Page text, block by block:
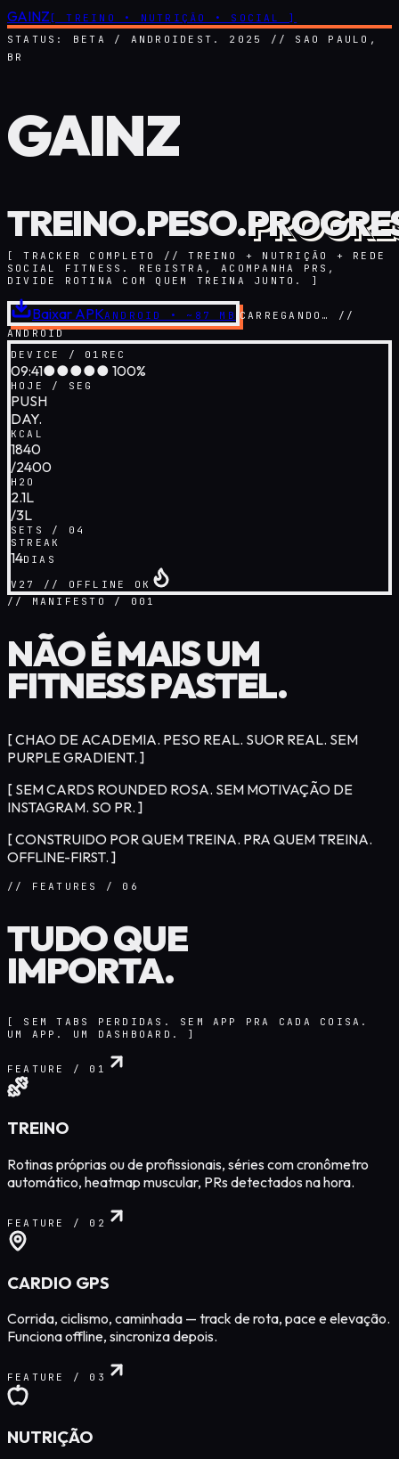
GAINZ [ TREINO • NUTRIÇÃO • SOCIAL ]
STATUS: BETA / ANDROID EST. 2025 // SAO PAULO,
BR
GAINZ
TREINO.PESO.
[ TRACKER COMPLETO // TREINO + NUTRIÇÃO + REDE
SOCIAL FITNESS. REGISTRA, ACOMPANHA PRS,
DIVIDE ROTINA COM QUEM TREINA JUNTO. ]
Baixar APKANDROID • ~87 MB CARREGANDO…
//
ANDROID
DEVICE / 01 REC
09:41●●●●● 100%
HOJE / SEG
PUSH
DAY.
KCAL
1840
/2400
H2O
2.1L
/3L
SETS / 04
STREAK
14DIAS
V27 // OFFLINE OK
// MANIFESTO / 001
NÃO É MAIS UM
FITNESSPASTEL.
[ CHAO DE ACADEMIA. PESO REAL. SUOR REAL. SEM
PURPLE GRADIENT. ]
[ SEM CARDS ROUNDED ROSA. SEM MOTIVAÇÃO DE
INSTAGRAM. SO PR. ]
[ CONSTRUIDO POR QUEM TREINA. PRA QUEM TREINA.
OFFLINE-FIRST. ]
// FEATURES / 06
TUDO QUE
IMPORTA.
[ SEM TABS PERDIDAS. SEM APP PRA CADA COISA.
UM APP. UM DASHBOARD. ]
FEATURE / 01
TREINO
Rotinas próprias ou de profissionais, séries com cronômetro
automático, heatmap muscular, PRs detectados na hora.
FEATURE / 02
CARDIO GPS
Corrida, ciclismo, caminhada — track de rota, pace e elevação.
Funciona offline, sincroniza depois.
FEATURE / 03
NUTRIÇÃO